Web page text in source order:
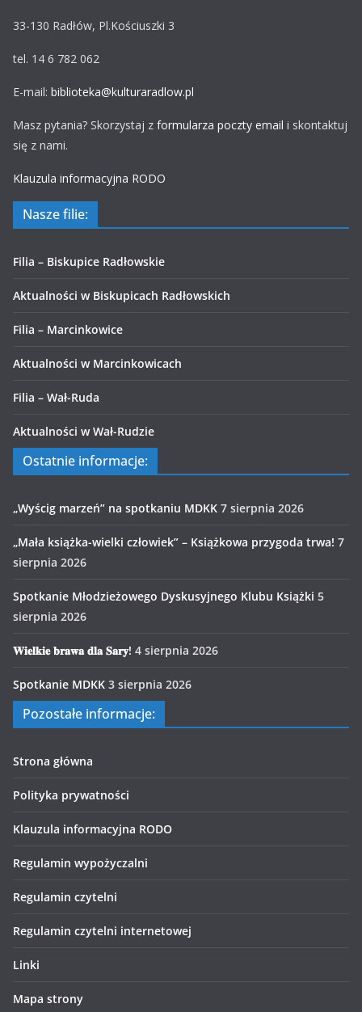
33-130 Radłów, Pl.Kościuszki 3
tel. 14 6 782 062
E-mail: biblioteka@kulturaradlow.pl
Masz pytania? Skorzystaj z formularza poczty email i skontaktuj
się z nami.
Klauzula informacyjna RODO
Nasze filie:
Filia – Biskupice Radłowskie
Aktualności w Biskupicach Radłowskich
Filia – Marcinkowice
Aktualności w Marcinkowicach
Filia – Wał-Ruda
Aktualności w Wał-Rudzie
Ostatnie informacje:
„Wyścig marzeń” na spotkaniu MDKK 7 sierpnia 2026
„Mała książka-wielki człowiek” – Książkowa przygoda trwa! 7
sierpnia 2026
Spotkanie Młodzieżowego Dyskusyjnego Klubu Książki 5
sierpnia 2026
𝐖𝐢𝐞𝐥𝐤𝐢𝐞 𝐛𝐫𝐚𝐰𝐚 𝐝𝐥𝐚 𝐒𝐚𝐫𝐲! 4 sierpnia 2026
Spotkanie MDKK 3 sierpnia 2026
Pozostałe informacje:
Strona główna
Polityka prywatności
Klauzula informacyjna RODO
Regulamin wypożyczalni
Regulamin czytelni
Regulamin czytelni internetowej
Linki
Mapa strony